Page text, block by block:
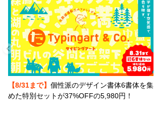
【8/31まで】 個性派のデザイン書体6書体を集
めた特別セットが37%OFFの5,980円！